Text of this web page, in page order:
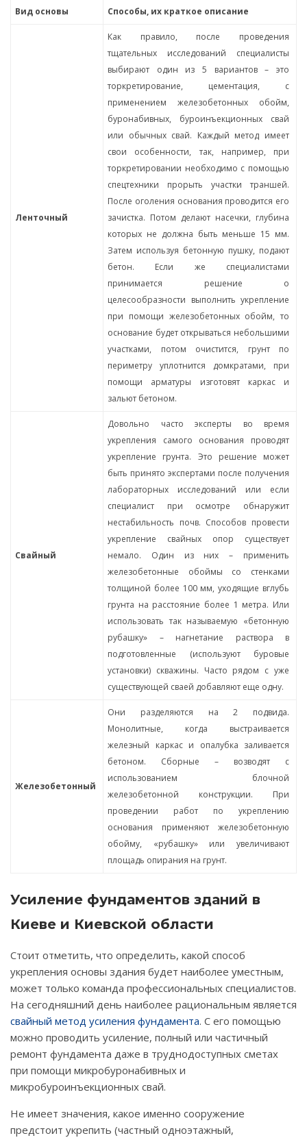
Вид основы Способы, их краткое описание
Ленточный
Как правило, после проведения
тщательных исследований специалисты
выбирают один из 5 вариантов – это
торкретирование, цементация, с
применением железобетонных обойм,
буронабивных, буроинъекционных свай
или обычных свай. Каждый метод имеет
свои особенности, так, например, при
торкретировании необходимо с помощью
спецтехники прорыть участки траншей.
После оголения основания проводится его
зачистка. Потом делают насечки, глубина
которых не должна быть меньше 15 мм.
Затем используя бетонную пушку, подают
бетон. Если же специалистами
принимается решение о
целесообразности выполнить укрепление
при помощи железобетонных обойм, то
основание будет открываться небольшими
участками, потом очистится, грунт по
периметру уплотнится домкратами, при
помощи арматуры изготовят каркас и
зальют бетоном.
Свайный
Довольно часто эксперты во время
укрепления самого основания проводят
укрепление грунта. Это решение может
быть принято экспертами после получения
лабораторных исследований или если
специалист при осмотре обнаружит
нестабильность почв. Способов провести
укрепление свайных опор существует
немало. Один из них – применить
железобетонные обоймы со стенками
толщиной более 100 мм, уходящие вглубь
грунта на расстояние более 1 метра. Или
использовать так называемую «бетонную
рубашку» – нагнетание раствора в
подготовленные (используют буровые
установки) скважины. Часто рядом с уже
существующей сваей добавляют еще одну.
Железобетонный
Они разделяются на 2 подвида.
Монолитные, когда выстраивается
железный каркас и опалубка заливается
бетоном. Сборные – возводят с
использованием блочной
железобетонной конструкции. При
проведении работ по укреплению
основания применяют железобетонную
обойму, «рубашку» или увеличивают
площадь опирания на грунт.
Усиление фундаментов зданий в
Киеве и Киевской области
Стоит отметить, что определить, какой способ
укрепления основы здания будет наиболее уместным,
может только команда профессиональных специалистов.
На сегодняшний день наиболее рациональным является
свайный метод усиления фундамента. С его помощью
можно проводить усиление, полный или частичный
ремонт фундамента даже в труднодоступных сметах
при помощи микробуронабивных и
микробуроинъекционных свай.
Не имеет значения, какое именно сооружение
предстоит укрепить (частный одноэтажный,